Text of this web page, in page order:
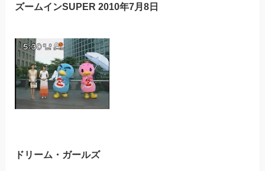
ズームインSUPER 2010年7月8日
ドリーム・ガールズ